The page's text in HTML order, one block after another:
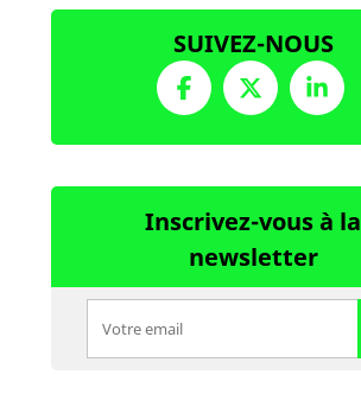
SUIVEZ-NOUS
Inscrivez-vous à la
newsletter